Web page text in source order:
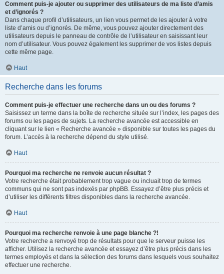
Comment puis-je ajouter ou supprimer des utilisateurs de ma liste d’amis
et d’ignorés ?
Dans chaque profil d’utilisateurs, un lien vous permet de les ajouter à votre
liste d’amis ou d’ignorés. De même, vous pouvez ajouter directement des
utilisateurs depuis le panneau de contrôle de l’utilisateur en saisissant leur
nom d’utilisateur. Vous pouvez également les supprimer de vos listes depuis
cette même page.
Haut
Recherche dans les forums
Comment puis-je effectuer une recherche dans un ou des forums ?
Saisissez un terme dans la boîte de recherche située sur l’index, les pages des
forums ou les pages de sujets. La recherche avancée est accessible en
cliquant sur le lien « Recherche avancée » disponible sur toutes les pages du
forum. L’accès à la recherche dépend du style utilisé.
Haut
Pourquoi ma recherche ne renvoie aucun résultat ?
Votre recherche était probablement trop vague ou incluait trop de termes
communs qui ne sont pas indexés par phpBB. Essayez d’être plus précis et
d’utiliser les différents filtres disponibles dans la recherche avancée.
Haut
Pourquoi ma recherche renvoie à une page blanche ?!
Votre recherche a renvoyé trop de résultats pour que le serveur puisse les
afficher. Utilisez la recherche avancée et essayez d’être plus précis dans les
termes employés et dans la sélection des forums dans lesquels vous souhaitez
effectuer une recherche.